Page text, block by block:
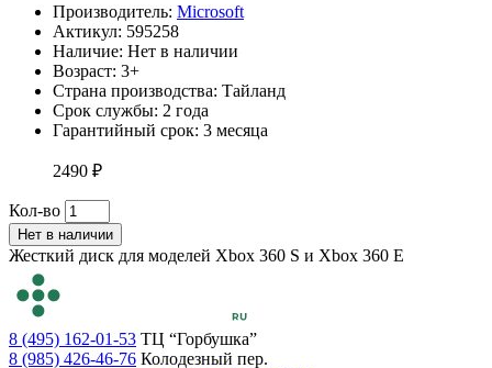
Производитель: Microsoft
Актикул: 595258
Наличие: Нет в наличии
Возраст: 3+
Страна производства: Тайланд
Срок службы: 2 года
Гарантийный срок: 3 месяца
2490 ₽
Кол-во
Нет в наличии
Жесткий диск для моделей Xbox 360 S и Xbox 360 E
8 (495) 162-01-53 ТЦ “Горбушка”
8 (985) 426-46-76 Колодезный пер.